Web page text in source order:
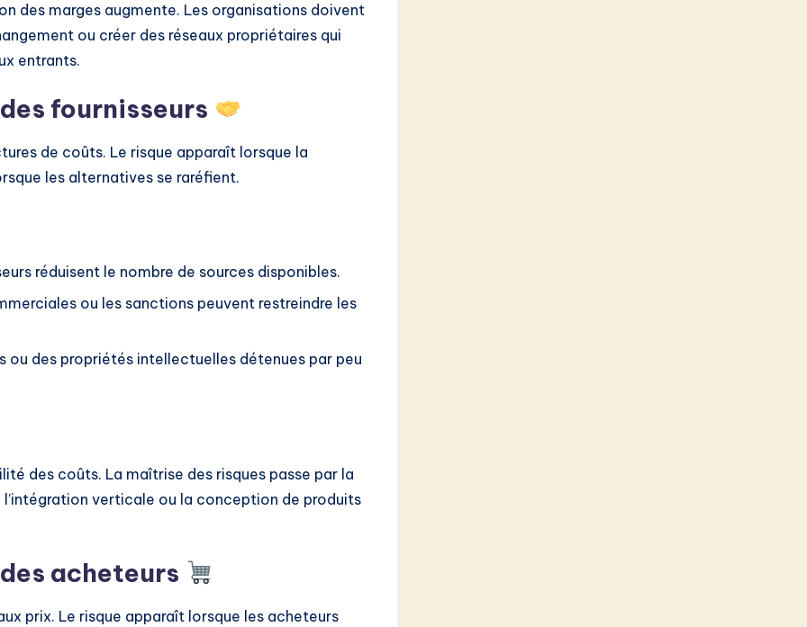
des marges augmente. Les organisations doivent
ou créer des réseaux propriétaires qui
entrants.
fournisseurs
de coûts. Le risque apparaît lorsque la
les alternatives se raréfient.
réduisent le nombre de sources disponibles.
ou les sanctions peuvent restreindre les
ou des propriétés intellectuelles détenues par peu
des coûts. La maîtrise des risques passe par la
verticale ou la conception de produits
acheteurs
prix. Le risque apparaît lorsque les acheteurs